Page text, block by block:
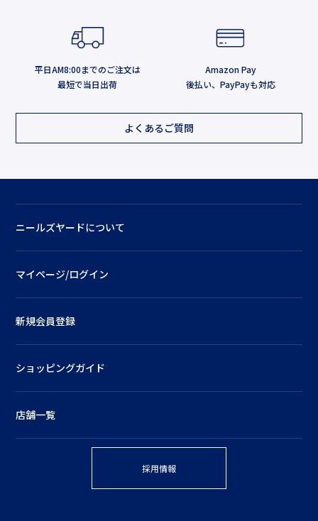
平日AM8:00までのご注文は
最短で当日出荷
Amazon Pay
後払い、PayPayも対応
よくあるご質問
ニールズヤードについて
マイページ/ログイン
新規会員登録
ショッピングガイド
店舗一覧
採用情報